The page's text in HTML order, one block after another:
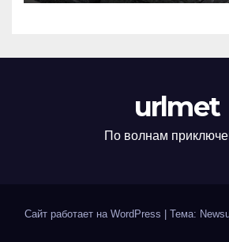
urlmet
По волнам
Сайт работает на WordPress Тема: